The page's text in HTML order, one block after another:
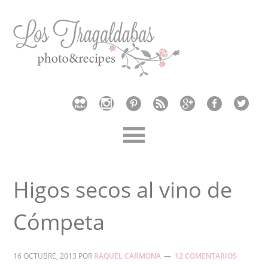
Higos secos al vino de
Cómpeta
16 OCTUBRE, 2013 POR RAQUEL CARMONA 12 COMENTARIOS